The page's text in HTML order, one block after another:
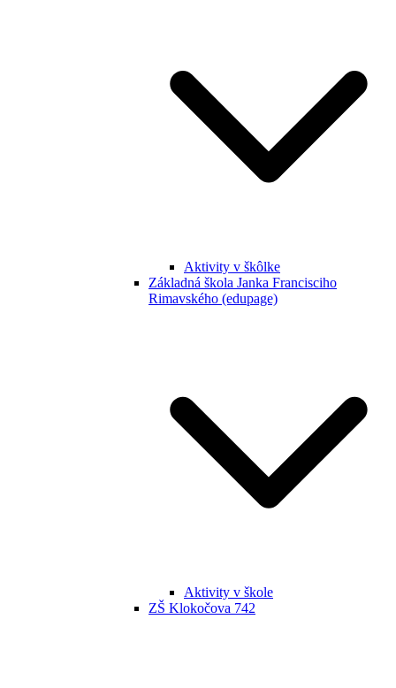
Aktivity v škôlke
Základná škola Janka Francisciho
Rimavského (edupage)
Aktivity v škole
ZŠ Klokočova 742